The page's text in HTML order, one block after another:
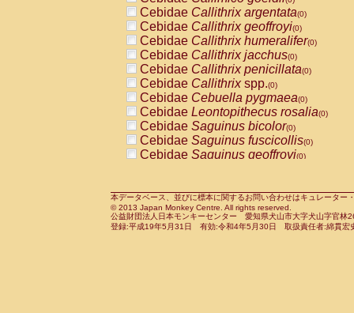
PitheciidaeCallicebus torquatus
PitheciidaeCallicebusspp.(0)
PitheciidaeChiropotes satanas(0)
PitheciidaePithecia monachus
PitheciidaePithecia pithecia(0)
CercopithecidaeCercocebus agilis
CercopithecidaeCercocebus
CercopithecidaeCercocebus
CercopithecidaeCercocebus
CercopithecidaeCercocebus
CercopithecidaeCercocebushybrid
CercopithecidaePapio anubis(0)
CercopithecidaePapio cynocephalus
CercopithecidaePapio hamadryas(0)
Cebidae Callithrix argentata(0)
Cebidae Callithrix geoffroyi(0)
Cebidae Callithrix humeralifer(0)
Cebidae Callithrix jacchus(0)
Cebidae Callithrix penicillata(0)
Cebidae Callithrixspp.(0)
Cebidae Cebuella pygmaea(0)
Cebidae Leontopithecus rosalia(0)
Cebidae Saguinus bicolor(0)
Cebidae Saguinus fuscicollis(0)
Cebidae Saguinus geoffroyi(0)
CebidaeSaguinus leucopus(0)
CebidaeSaguinus midas(0)
Cebidae Saguinus mystax(0)
本データベース、並びに標本に関するお問い合わせはキュレータ
© 2013 Japan Monkey Centre. All rights reserved.
公益財団法人日本モンキーセンター 愛知県犬山市大字犬山字官
登録:平成19年5月31日 有効:令和4年5月30日 取扱責任者:綿貫宏